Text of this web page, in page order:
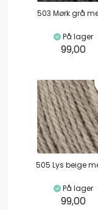
503 Mørk grå
På lager
99,00
505 Lys beige
På lager
99,00